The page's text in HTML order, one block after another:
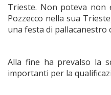
Trieste. Non poteva non
Pozzecco nella sua
una festa di pallacanestro
Alla fine ha prevalso la
importanti per la